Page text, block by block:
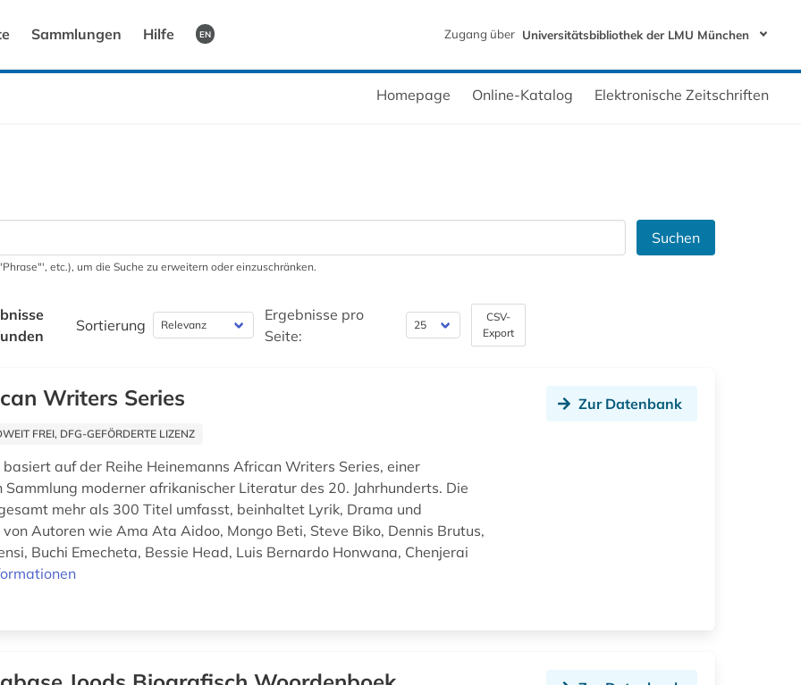
Sammlungen Hilfe EN Zugang über Universitätsbibliothek der LMU München
Homepage Online-Katalog Elektronische Zeitschriften
Suchen
etc.), um die Suche zu erweitern oder einzuschränken.
Sortierung
Ergebnisse pro
Seite:
CSV-
Export
Writers Series
FREI, DFG-GEFÖRDERTE LIZENZ
auf der Reihe Heinemanns African Writers Series, einer
Sammlung moderner afrikanischer Literatur des 20. Jahrhunderts. Die
mehr als 300 Titel umfasst, beinhaltet Lyrik, Drama und
Autoren wie Ama Ata Aidoo, Mongo Beti, Steve Biko, Dennis Brutus,
Buchi Emecheta, Bessie Head, Luis Bernardo Honwana, Chenjerai
Zur Datenbank